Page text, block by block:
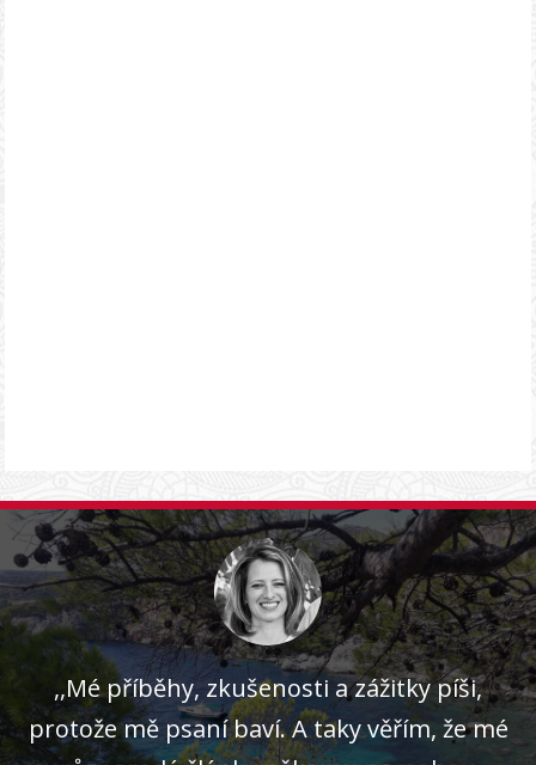
,,Mé příběhy, zkušenosti a zážitky píši,
protože mě psaní baví. A taky věřím, že mé